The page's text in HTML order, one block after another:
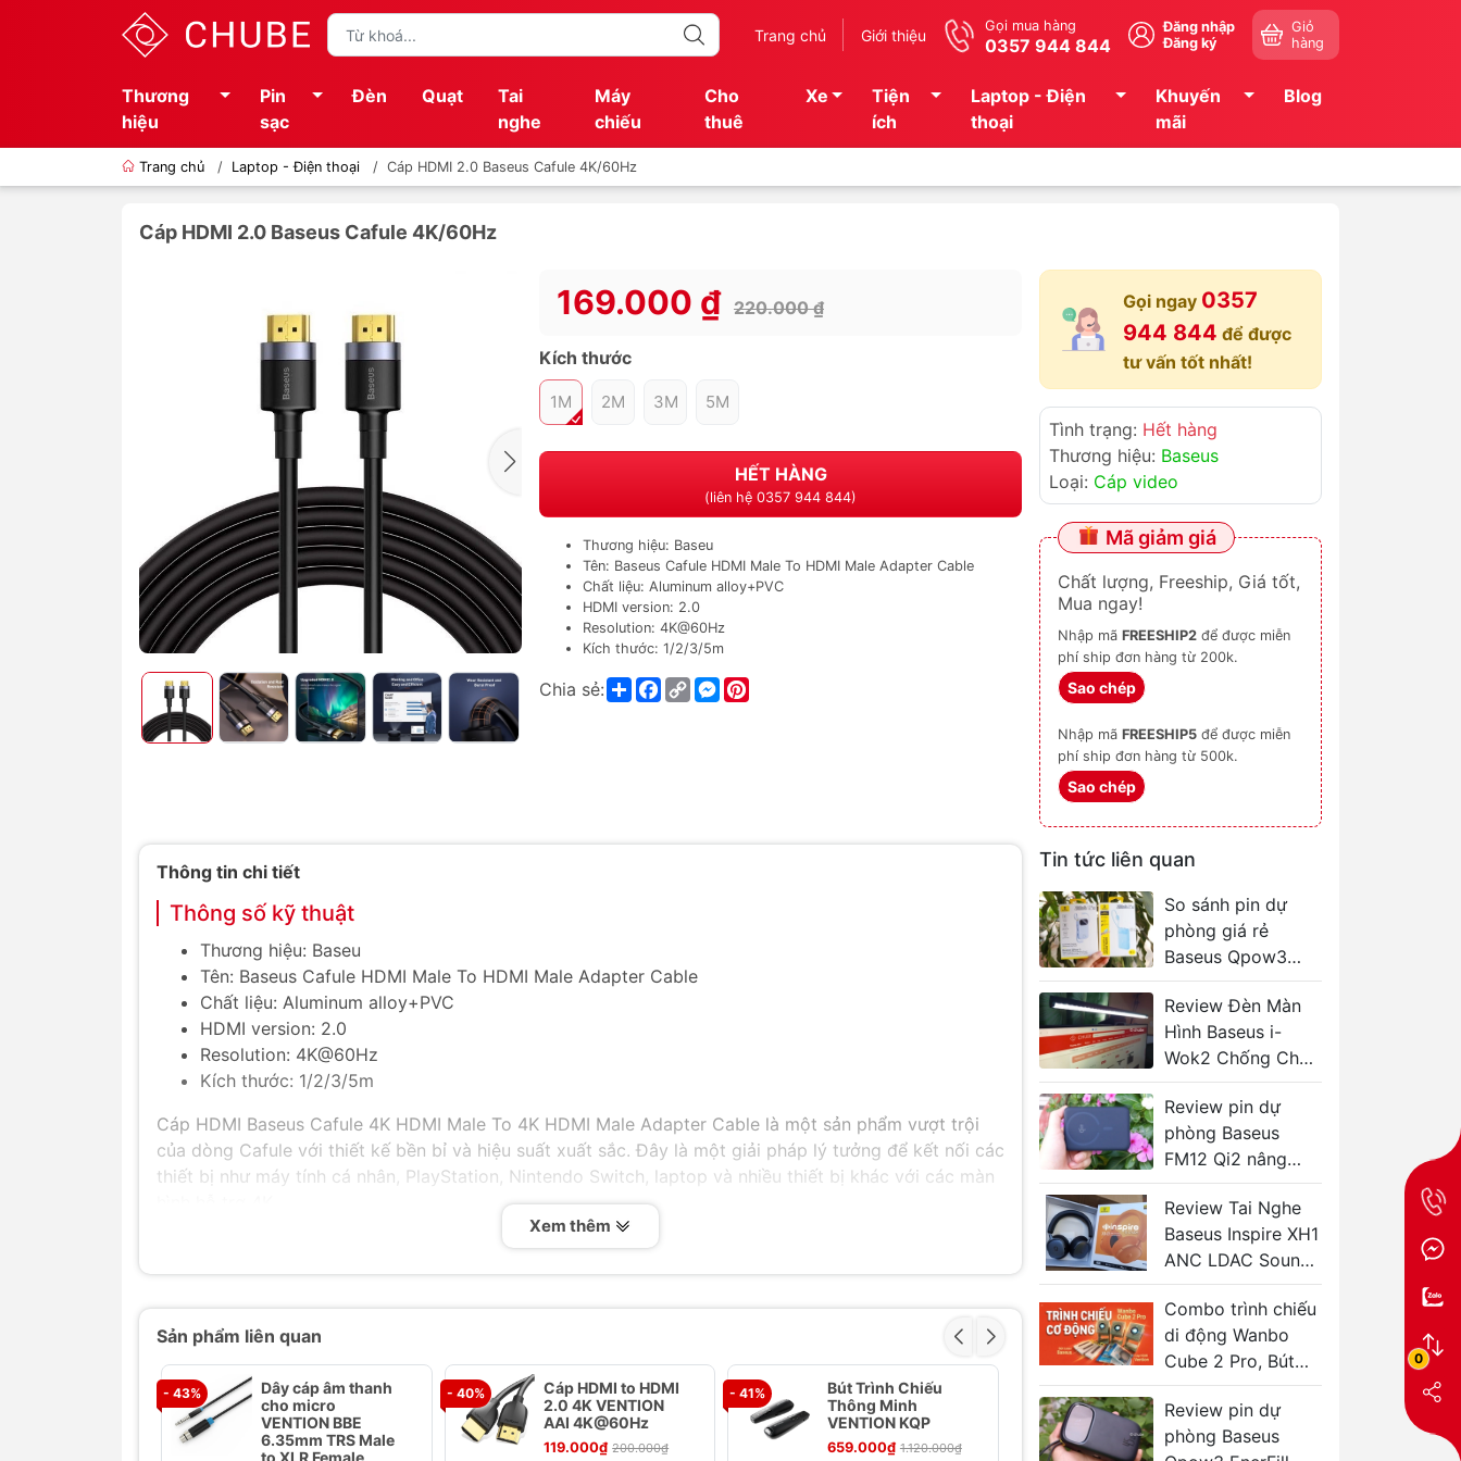
Trang chủ Giới thiệu Gọi mua hàng
0357 944 844
Đăng nhập
Đăng ký
Giỏ
hàng
Thương
hiệu
Pin
sạc
Đèn Quạt
Tai
nghe
Máy
chiếu
Cho
thuê
Xe
Tiện
ích
Laptop - Điện
thoại
Khuyến
mãi
Blog
Trang chủ / Laptop - Điện thoại / Cáp HDMI 2.0 Baseus Cafule 4K/60Hz
Cáp HDMI 2.0 Baseus Cafule 4K/60Hz
169.000 ₫ 220.000 ₫
Kích thước
1M 2M 3M 5M
HẾT HÀNG
(liên hệ 0357 944 844)
Thương hiệu: Baseu
Tên: Baseus Cafule HDMI Male To HDMI Male Adapter Cable
Chất liệu: Aluminum alloy+PVC
HDMI version: 2.0
Resolution: 4K@60Hz
Kích thước: 1/2/3/5m
0
Chia sẻ: ShareFacebook
Copy
Link
Messenger
Gọi ngay 0357
944 844 để được
tư vấn tốt nhất!
Tình trạng: Hết hàng
Thương hiệu: Baseus
Loại: Cáp video
Mã giảm giá
Chất lượng, Freeship, Giá tốt,
Mua ngay!
Nhập mã FREESHIP2
phí ship đơn hàng từ 200k.
Sao chép
Nhập mã FREESHIP5
phí ship đơn hàng từ 500k.
Sao chép
Tin tức liên quan
So sánh pin dự
phòng giá rẻ
Baseus Qpow3
FC31 và Enerfill
FC11
Review Đèn Màn
Hình Baseus i-
Wok2 Chống Chói,
Bảo Vệ Mắt Ban
Đêm
Review pin dự
phòng Baseus
FM12 Qi2 nâng
cấp mới có đáng
giá?
Review Tai Nghe
Baseus Inspire XH1
ANC LDAC Sound
by Bose, Chống
Ồn 48dB, Pin 100H
Có Đáng Mua?
Combo trình chiếu
di động Wanbo
Cube 2 Pro, Bút
trình chiếu Baseus
Review pin dự
phòng Baseus
Thông tin chi tiết
Thông số kỹ thuật
Thương hiệu: Baseu
Tên: Baseus Cafule HDMI Male To HDMI Male Adapter Cable
Chất liệu: Aluminum alloy+PVC
HDMI version: 2.0
Resolution: 4K@60Hz
Kích thước: 1/2/3/5m
Cáp HDMI Baseus Cafule 4K HDMI Male To 4K HDMI Male Adapter Cable là một sản phẩm vượt trội
của dòng Cafule với thiết kế bền bỉ và hiệu suất xuất sắc. Đây là một giải pháp lý tưởng để kết nối các
thiết bị như máy tính cá nhân, PlayStation, Nintendo Switch, laptop và nhiều thiết bị khác với các màn
Tính Năng Nổi Bật Của Cáp HDMI Baseus Cafule 4K HDMI Male To 4K HDMI Male Adapter Cable
Cáp Baseus Cafule được trang bị đầu nối làm từ hợp kim nhôm và nhựa PVC chịu nhiệt, mang
đến độ bền cao và khả năng chống chịu tốt với nhiệt độ. Đặc biệt, lõi cáp được bọc nhiều lớp
bảo vệ giúp giảm thiểu nhiễu sóng, độ trễ và hiện tượng lệch màu, mang lại tín hiệu hình ảnh và
âm thanh ổn định.
Chuẩn HDMI 2.0 Cho Hiệu Suất 4K Siêu Sắc Nét
Xem thêm
Sản phẩm liên quan
- 43%
Dây cáp âm thanh
cho micro
VENTION BBE
6.35mm TRS Male
to XLR Female
- 40%
Cáp HDMI to HDMI
2.0 4K VENTION
AAI 4K@60Hz
119.000₫ 200.000₫
- 41%
Bút Trình Chiếu
Thông Minh
VENTION KQP
659.000₫ 1.120.000₫
- 30%
Cáp C to C cho
Gaming/VR
Oculus/Meta
Quest bẻ góc 90
độ UGREEN 90629
Cáp
HDMI
trợ PD
55330